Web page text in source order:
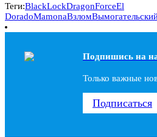
Теги:BlackLockDragonForceEl
DoradoMamonaВзлом
Подпишись на
Только важные
Подписаться